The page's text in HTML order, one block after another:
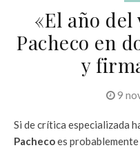
«El año
Pacheco en
y
9
Si de crítica especializada
Pachecoes